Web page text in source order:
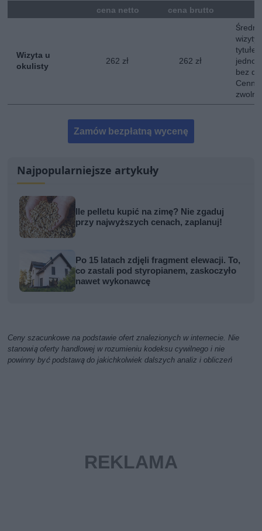
cena netto cena brutto
Wizyta u
okulisty
262 zł 262 zł
Średni
wizyty
bez
Zamów bezpłatną wycenę
Najpopularniejsze artykuły
Ile pelletu kupić na zimę? Nie zgaduj
przy najwyższych cenach, zaplanuj!
Po 15 latach zdjęli fragment elewacji. To,
co zastali pod styropianem, zaskoczyło
nawet wykonawcę
Ceny szacunkowe na podstawie ofert znalezionych w internecie. Nie
stanowią oferty handlowej w rozumieniu kodeksu cywilnego i nie
powinny być podstawą do jakichkolwiek dalszych analiz i obliczeń